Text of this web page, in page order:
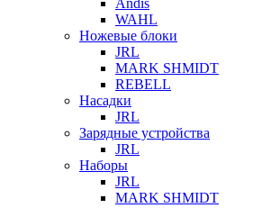
Andis
WAHL
Ножевые блоки
JRL
MARK SHMIDT
REBELL
Насадки
JRL
Зарядные устройства
JRL
Наборы
JRL
MARK SHMIDT